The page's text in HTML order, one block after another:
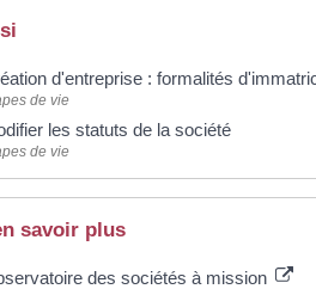
d'entreprise : formalités
de vie
les statuts de la société
de vie
savoir plus
des sociétés à mission